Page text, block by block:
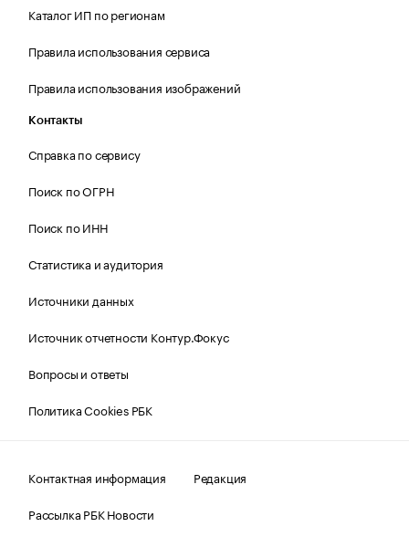
Каталог ИП по регионам
Правила использования сервиса
Правила использования изображений
Контакты
Справка по сервису
Поиск по ОГРН
Поиск по ИНН
Статистика и аудитория
Источники данных
Источник отчетности Контур.Фокус
Вопросы и ответы
Политика Cookies РБК
Контактная информация
Редакция
Рассылка РБК Новости